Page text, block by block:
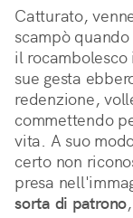
Catturato,
scampò
il
sue gesta
redenzione,
commettendo
vita. A suo
certo non
presa
sorta di patrono